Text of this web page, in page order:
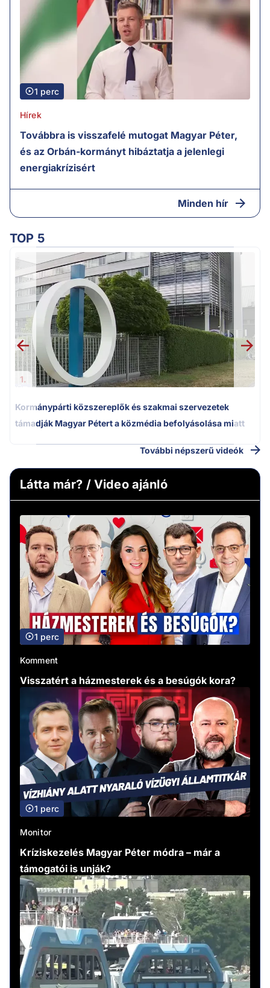
1 perc
Hírek
Továbbra is visszafelé mutogat Magyar Péter,
és az Orbán-kormányt hibáztatja a jelenlegi
energiakrízisért
Minden hír
TOP 5
1.
Kormánypárti közszereplők és szakmai szervezetek
támadják Magyar Pétert a közmédia befolyásolása miatt
További népszerű videók
Látta már? / Video ajánló
1 perc
Komment
Visszatért a házmesterek és a besúgók kora?
1 perc
Monitor
Kríziskezelés Magyar Péter módra – már a
támogatói is unják?